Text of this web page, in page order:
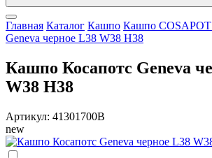
Главная Каталог Кашпо Кашпо
Geneva черное L38 W38 H38
Кашпо Косапотс Geneva
W38 H38
Артикул: 41301700B
new